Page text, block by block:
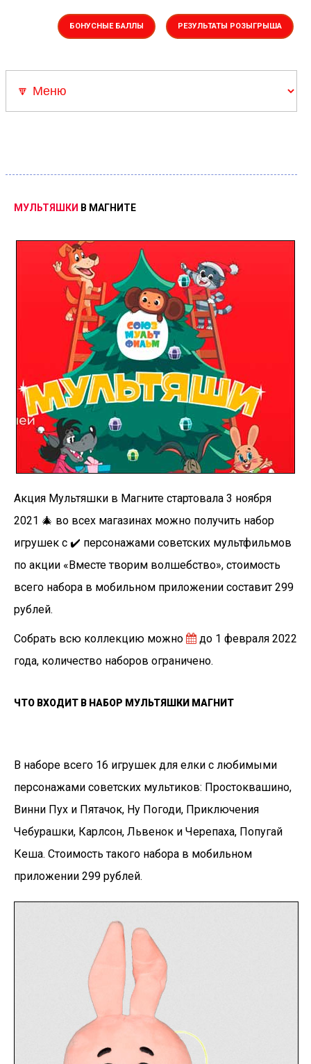
РЕЗУЛЬТАТЫ РОЗЫГРЫША
БОНУСНЫЕ БАЛЛЫ
Акции
МУЛЬТЯШКИ В МАГНИТЕ
Акция Мультяшки в Магните стартовала 3 ноября
2021 🎄 во всех магазинах можно получить набор
игрушек с ✔️ персонажами советских мультфильмов
по акции «Вместе творим волшебство», стоимость
всего набора в мобильном приложении составит 299
рублей.
Собрать всю коллекцию можно
до 1 февраля 2022
года, количество наборов ограничено.
ЧТО ВХОДИТ В НАБОР МУЛЬТЯШКИ МАГНИТ
В наборе всего 16 игрушек для елки с любимыми
персонажами советских мультиков: Простоквашино,
Винни Пух и Пятачок, Ну Погоди, Приключения
Чебурашки, Карлсон, Львенок и Черепаха, Попугай
Кеша. Стоимость такого набора в мобильном
приложении 299 рублей.